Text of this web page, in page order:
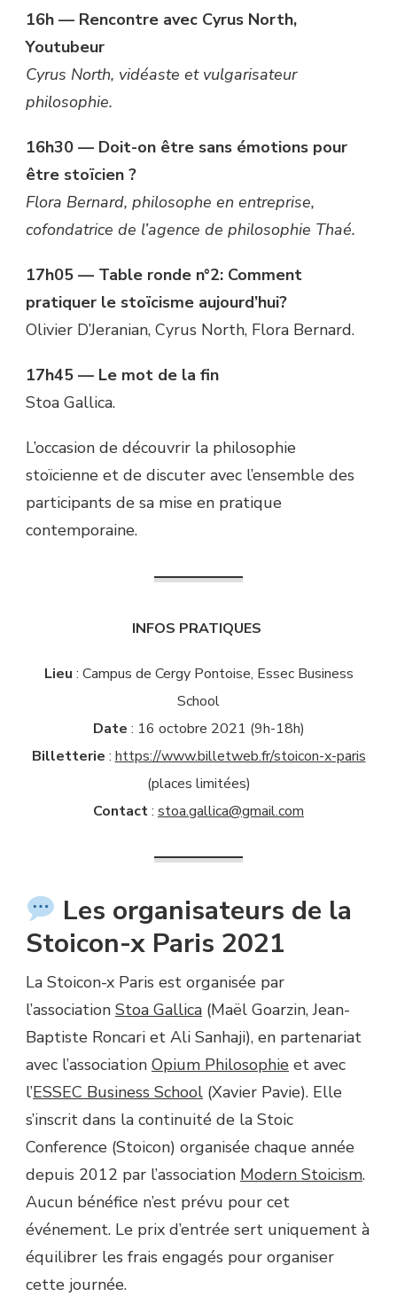
16h — Rencontre avec Cyrus North,
Youtubeur
Cyrus North, vidéaste et vulgarisateur
philosophie.
16h30 — Doit-on être sans émotions pour
être stoïcien ?
Flora Bernard, philosophe en entreprise,
cofondatrice de l’agence de philosophie Thaé.
17h05 — Table ronde n°2: Comment
pratiquer le stoïcisme aujourd’hui?
Olivier D’Jeranian, Cyrus North, Flora Bernard.
17h45 — Le mot de la fin
Stoa Gallica.
L’occasion de découvrir la philosophie
stoïcienne et de discuter avec l’ensemble des
participants de sa mise en pratique
contemporaine.
INFOS PRATIQUES
Lieu : Campus de Cergy Pontoise, Essec Business
School
Date : 16 octobre 2021 (9h-18h)
Billetterie : https://www.billetweb.fr/stoicon-x-paris
(places limitées)
Contact: stoa.gallica@gmail.com
Les organisateurs de la
Stoicon-x Paris 2021
La Stoicon-x Paris est organisée par
l’association Stoa Gallica (Maël Goarzin, Jean-
Baptiste Roncari et Ali Sanhaji), en partenariat
avec l’association Opium Philosophie et avec
l’ESSEC Business School (Xavier Pavie). Elle
s’inscrit dans la continuité de la Stoic
Conference (Stoicon) organisée chaque année
depuis 2012 par l’association Modern Stoicism.
Aucun bénéfice n’est prévu pour cet
événement. Le prix d’entrée sert uniquement à
équilibrer les frais engagés pour organiser
cette journée.